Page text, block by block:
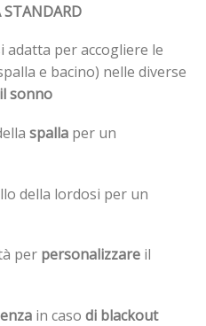
STANDARD
adatta per accogliere le
e bacino) nelle diverse
sonno
spalla per un
della lordosi per un
per personalizzare il
in caso di blackout